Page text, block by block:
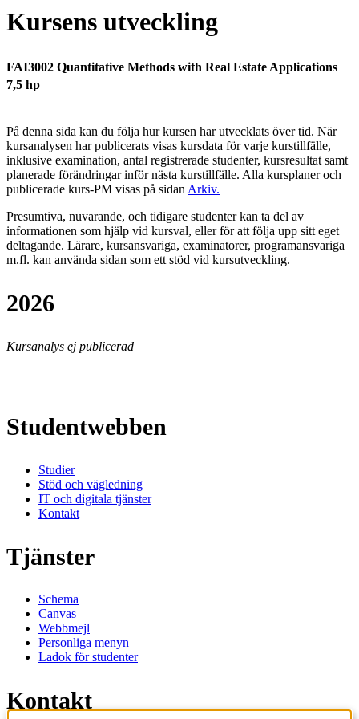
Kursens utveckling
FAI3002 Quantitative Methods with Real Estate Applications
7,5 hp
På denna sida kan du följa hur kursen har utvecklats över tid. När
kursanalysen har publicerats visas kursdata för varje kurstillfälle,
inklusive examination, antal registrerade studenter, kursresultat samt
planerade förändringar inför nästa kurstillfälle. Alla kursplaner och
publicerade kurs-PM visas på sidan Arkiv.
Presumtiva, nuvarande, och tidigare studenter kan ta del av
informationen som hjälp vid kursval, eller för att följa upp sitt eget
deltagande. Lärare, kursansvariga, examinatorer, programansvariga
m.fl. kan använda sidan som ett stöd vid kursutveckling.
2026
Kursanalys ej publicerad
Studentwebben
Studier
Stöd och vägledning
IT och digitala tjänster
Kontakt
Tjänster
Schema
Canvas
Webbmejl
Personliga menyn
Ladok för studenter
Kontakt